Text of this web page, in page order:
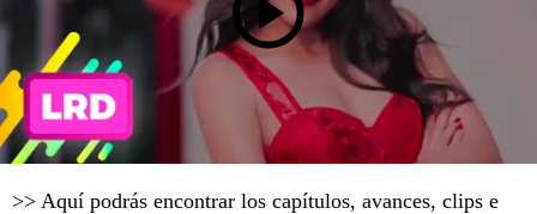
>> Aquí podrás encontrar los capítulos, avances, clips e